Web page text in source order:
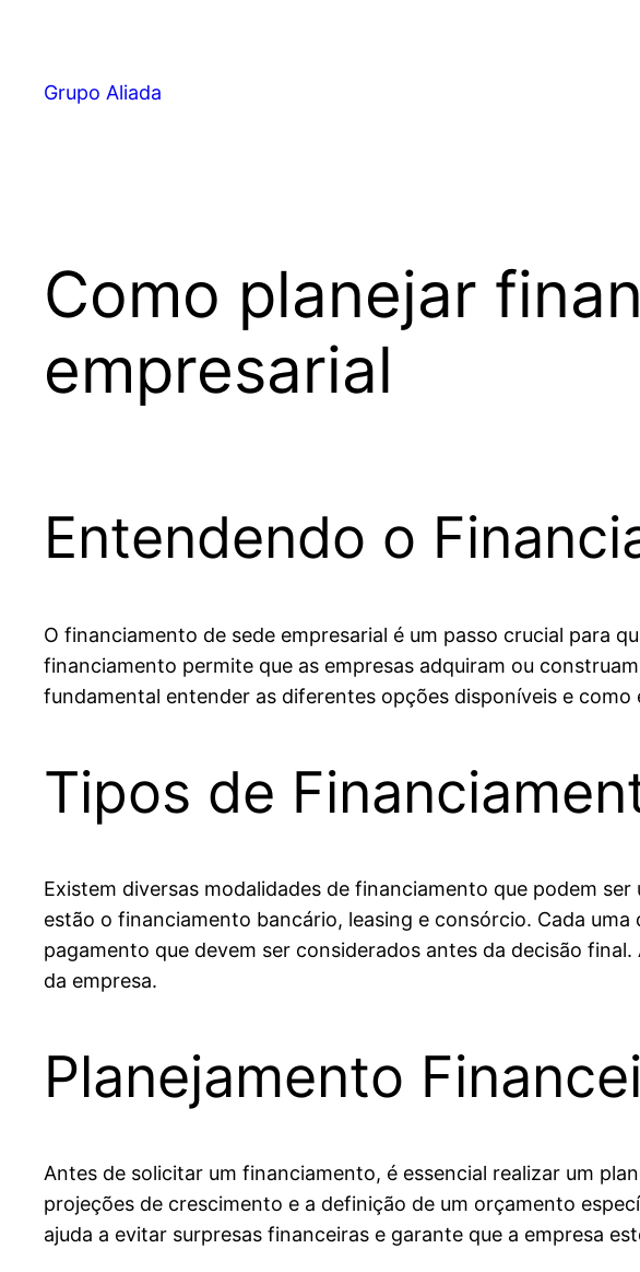
Grupo Aliada
Como planejar
empresarial
Entendendo o
O financiamento de sede empresarial é um passo crucial para
financiamento permite que as empresas adquiram ou
fundamental entender as diferentes opções disponíveis e
Tipos de
Existem diversas modalidades de financiamento que podem
estão o financiamento bancário, leasing e consórcio. Cada
pagamento que devem ser considerados antes da decisão
da empresa.
Planejamento
Antes de solicitar um financiamento, é essencial realizar um
projeções de crescimento e a definição de um orçamento
ajuda a evitar surpresas financeiras e garante que a empresa